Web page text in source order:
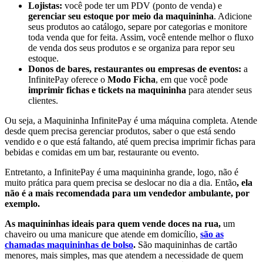
Lojistas: você pode ter um PDV (ponto de venda) e
gerenciar seu estoque por meio da maquininha. Adicione
seus produtos ao catálogo, separe por categorias e monitore
toda venda que for feita. Assim, você entende melhor o fluxo
de venda dos seus produtos e se organiza para repor seu
estoque.
Donos de bares, restaurantes ou empresas de eventos: a
InfinitePay oferece o Modo Ficha, em que você pode
imprimir fichas e tickets na maquininha para atender seus
clientes.
Ou seja, a Maquininha InfinitePay é uma máquina completa. Atende
desde quem precisa gerenciar produtos, saber o que está sendo
vendido e o que está faltando, até quem precisa imprimir fichas para
bebidas e comidas em um bar, restaurante ou evento.
Entretanto, a InfinitePay é uma maquininha grande, logo, não é
muito prática para quem precisa se deslocar no dia a dia. Então, ela
não é a mais recomendada para um vendedor ambulante, por
exemplo.
As maquininhas ideais para quem vende doces na rua, um
chaveiro ou uma manicure que atende em domicílio, são as
chamadas maquininhas de bolso. São maquininhas de cartão
menores, mais simples, mas que atendem a necessidade de quem